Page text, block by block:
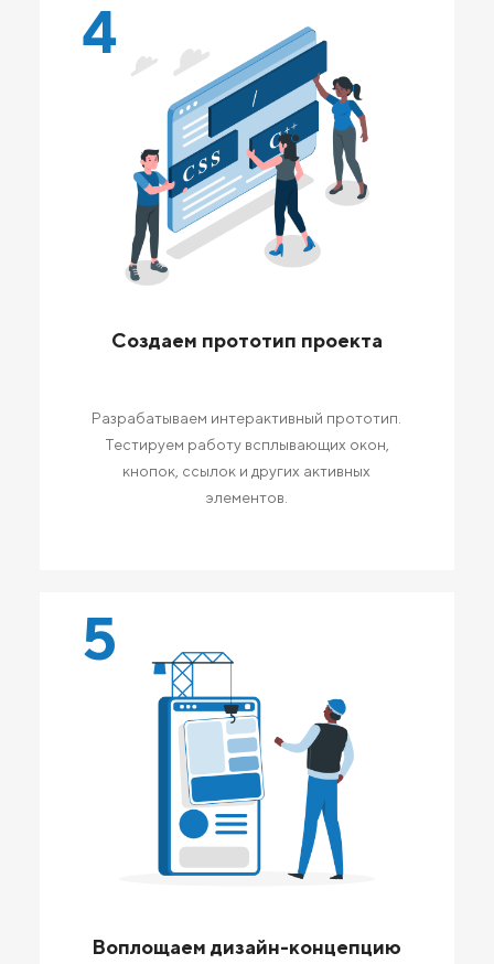
4
Создаем прототип проекта
Разрабатываем интерактивный прототип.
Тестируем работу всплывающих окон,
кнопок, ссылок и других активных
элементов.
5
Воплощаем дизайн-концепцию